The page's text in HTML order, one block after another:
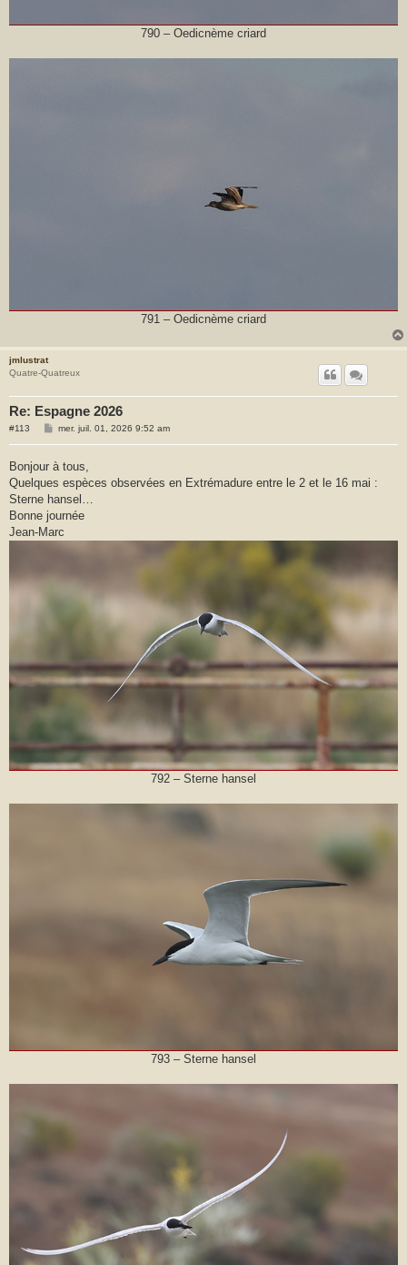
790 – Oedicnème criard
791 – Oedicnème criard
jmlustrat
Quatre-Quatreux
Re: Espagne 2026
#113
M
s
a
g
mer. juil. 01, 2026 9:52 am
Bonjour à tous,
Quelques espèces observées en Extrémadure entre le 2 et le 16 mai :
Sterne hansel…
Bonne journée
Jean-Marc
792 – Sterne hansel
793 – Sterne hansel